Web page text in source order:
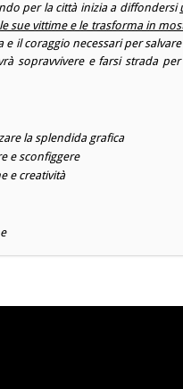
per la città inizia a diffondersi
sue vittime e le trasforma in
il coraggio necessari per
sopravvivere e farsi strada
la splendida grafica
e sconfiggere
e creatività